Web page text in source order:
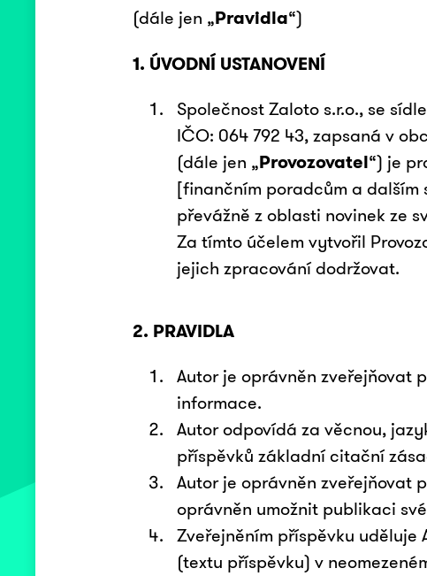
(dále jen „Pravidla“)
1. ÚVODNÍ USTANOVENÍ
Společnost Zaloto s.r.o., se
IČO: 064 792 43, zapsaná v
(dále jen „Provozovatel“) je
[finančním poradcům a dalším
převážně z oblasti novinek ze
Za tímto účelem vytvořil
jejich zpracování dodržovat.
2. PRAVIDLA
Autor je oprávněn zveřejňovat
informace.
Autor odpovídá za věcnou,
příspěvků základní citační
Autor je oprávněn zveřejňovat
oprávněn umožnit publikaci
Zveřejněním příspěvku uděluje
(textu příspěvku) v